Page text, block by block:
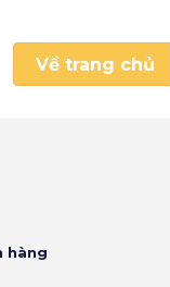
Về trang chủ
hàng